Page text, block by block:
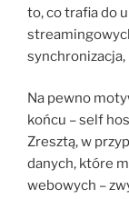
to, co trafia do
synchronizacja,
Na pewno
końcu – self
Zresztą, w
danych, które
webowych –